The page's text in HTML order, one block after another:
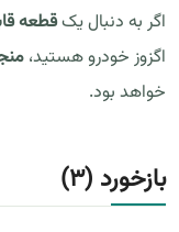
اگر به دنبال یکقطعه
اگزوز خودرو هستید،
خواهد بود.
بازخورد (3)